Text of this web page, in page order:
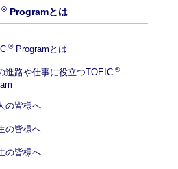
® Programとは
®Programとは
進路や仕事に役立つTOEIC ®
の皆様へ
の皆様へ
の皆様へ